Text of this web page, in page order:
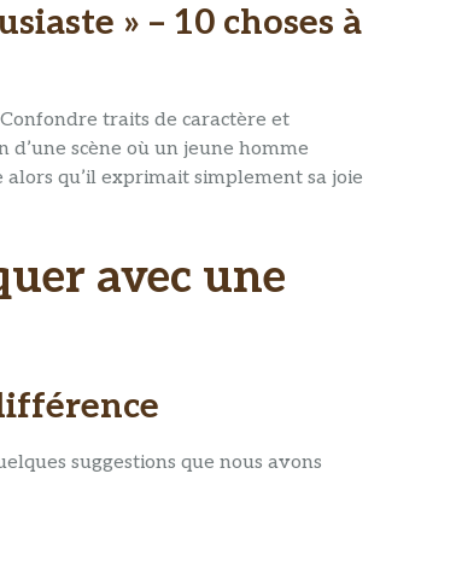
» – 10 choses à
traits de caractère et
scène où un jeune homme
alors qu’il exprimait simplement sa joie
avec une
suggestions que nous avons